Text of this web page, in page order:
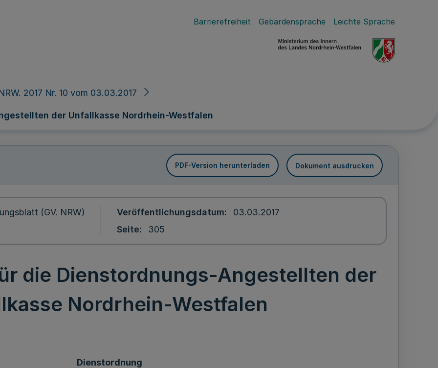
Barrierefreiheit Gebärdensprache Leichte Sprache
2017 Nr. 10 vom 03.03.2017
der Unfallkasse Nordrhein-Westfalen
PDF-Version herunterladen Dokument ausdrucken
(GV. NRW)
Veröffentlichungsdatum
03.03.2017
Seite
305
die Dienstordnungs-Angestellten der
Nordrhein-Westfalen
Dienstordnung